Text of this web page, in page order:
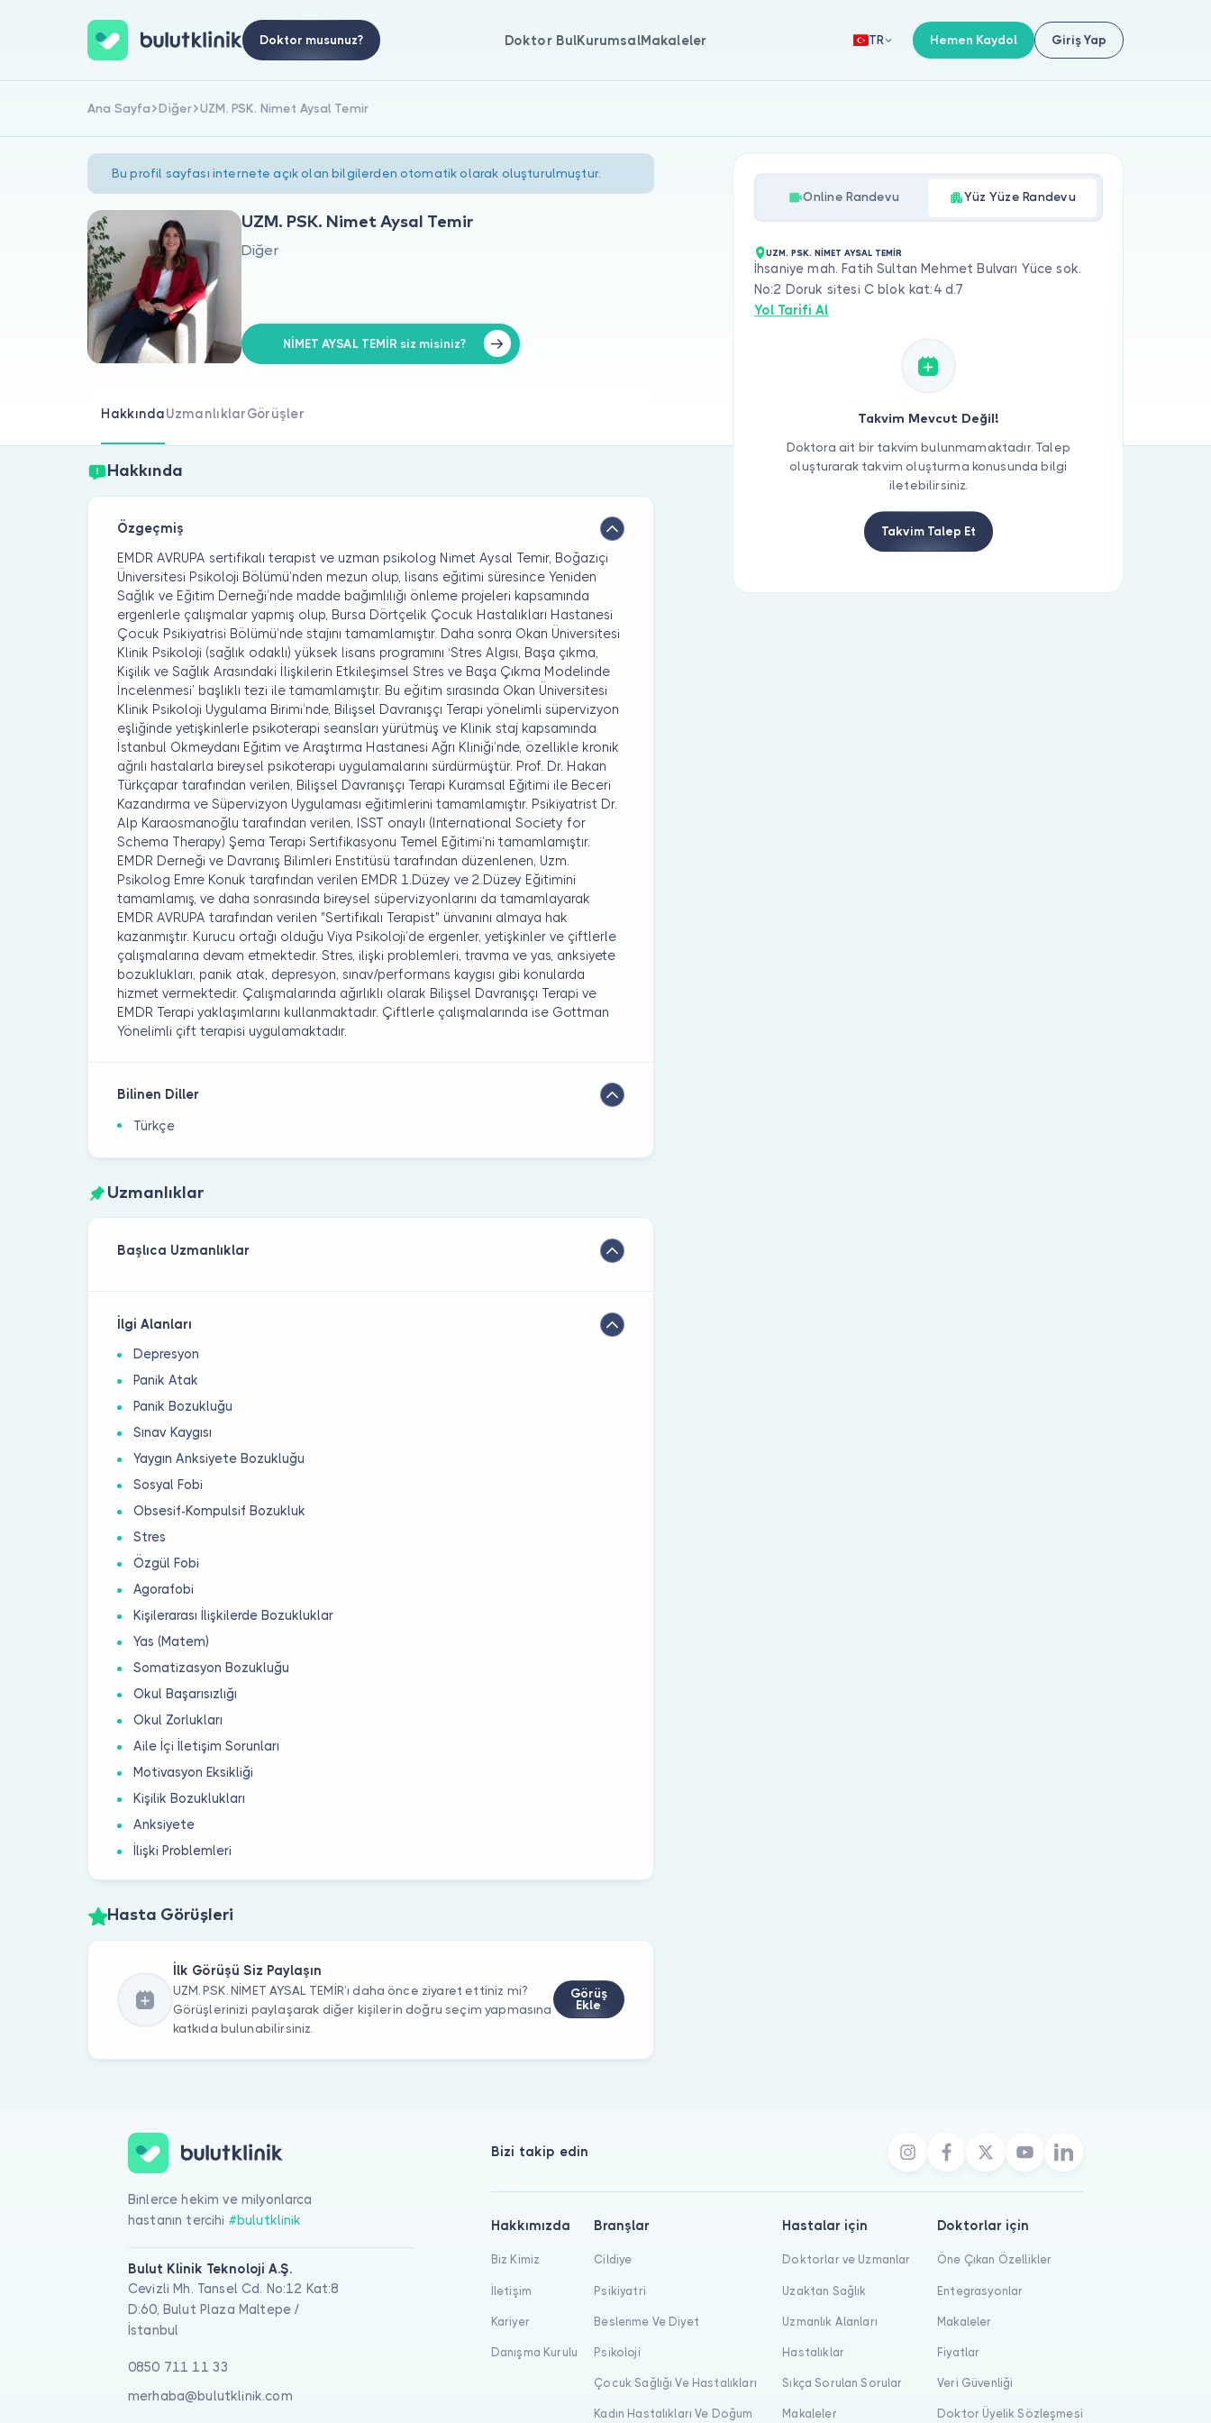
Doktor musunuz? Doktor BulKurumsalMakaleler TR Hemen Kaydol Giriş Yap
Ana Sayfa Diğer UZM. PSK. Nimet Aysal Temir
Bu profil sayfası internete açık olan bilgilerden otomatik olarak oluşturulmuştur.
UZM. PSK. Nimet Aysal Temir
Diğer
NİMET AYSAL TEMİR siz misiniz?
HakkındaUzmanlıklarGörüşler
Hakkında
Özgeçmiş
EMDR AVRUPA sertifikalı terapist ve uzman psikolog Nimet Aysal Temir, Boğaziçi
Üniversitesi Psikoloji Bölümü’nden mezun olup, lisans eğitimi süresince Yeniden
Sağlık ve Eğitim Derneği’nde madde bağımlılığı önleme projeleri kapsamında
ergenlerle çalışmalar yapmış olup, Bursa Dörtçelik Çocuk Hastalıkları Hastanesi
Çocuk Psikiyatrisi Bölümü’nde stajını tamamlamıştır. Daha sonra Okan Üniversitesi
Klinik Psikoloji (sağlık odaklı) yüksek lisans programını ‘Stres Algısı, Başa çıkma,
Kişilik ve Sağlık Arasındaki İlişkilerin Etkileşimsel Stres ve Başa Çıkma Modelinde
İncelenmesi’ başlıklı tezi ile tamamlamıştır. Bu eğitim sırasında Okan Üniversitesi
Klinik Psikoloji Uygulama Birimi’nde, Bilişsel Davranışçı Terapi yönelimli süpervizyon
eşliğinde yetişkinlerle psikoterapi seansları yürütmüş ve Klinik staj kapsamında
İstanbul Okmeydanı Eğitim ve Araştırma Hastanesi Ağrı Kliniği’nde, özellikle kronik
ağrılı hastalarla bireysel psikoterapi uygulamalarını sürdürmüştür. Prof. Dr. Hakan
Türkçapar tarafından verilen, Bilişsel Davranışçı Terapi Kuramsal Eğitimi ile Beceri
Kazandırma ve Süpervizyon Uygulaması eğitimlerini tamamlamıştır. Psikiyatrist Dr.
Alp Karaosmanoğlu tarafından verilen, ISST onaylı (International Society for
Schema Therapy) Şema Terapi Sertifikasyonu Temel Eğitimi’ni tamamlamıştır.
EMDR Derneği ve Davranış Bilimleri Enstitüsü tarafından düzenlenen, Uzm.
Psikolog Emre Konuk tarafından verilen EMDR 1.Düzey ve 2.Düzey Eğitimini
tamamlamış, ve daha sonrasında bireysel süpervizyonlarını da tamamlayarak
EMDR AVRUPA tarafından verilen "Sertifikalı Terapist" ünvanını almaya hak
kazanmıştır. Kurucu ortağı olduğu Viya Psikoloji’de ergenler, yetişkinler ve çiftlerle
çalışmalarına devam etmektedir. Stres, ilişki problemleri, travma ve yas, anksiyete
bozuklukları, panik atak, depresyon, sınav/performans kaygısı gibi konularda
hizmet vermektedir. Çalışmalarında ağırlıklı olarak Bilişsel Davranışçı Terapi ve
EMDR Terapi yaklaşımlarını kullanmaktadır. Çiftlerle çalışmalarında ise Gottman
Yönelimli çift terapisi uygulamaktadır.
Bilinen Diller
Türkçe
Uzmanlıklar
Başlıca Uzmanlıklar
İlgi Alanları
Depresyon
Panik Atak
Panik Bozukluğu
Sınav Kaygısı
Yaygın Anksiyete Bozukluğu
Sosyal Fobi
Obsesif-Kompulsif Bozukluk
Stres
Özgül Fobi
Agorafobi
Kişilerarası İlişkilerde Bozukluklar
Yas (Matem)
Somatizasyon Bozukluğu
Okul Başarısızlığı
Okul Zorlukları
Aile İçi İletişim Sorunları
Motivasyon Eksikliği
Kişilik Bozuklukları
Anksiyete
İlişki Problemleri
Hasta Görüşleri
İlk Görüşü Siz Paylaşın
UZM. PSK. NİMET AYSAL TEMİR’ı daha önce ziyaret ettiniz mi?
Görüşlerinizi paylaşarak diğer kişilerin doğru seçim yapmasına
katkıda bulunabilirsiniz.
Görüş
Ekle
Online Randevu Yüz Yüze Randevu
UZM. PSK. NİMET AYSAL TEMİR
İhsaniye mah. Fatih Sultan Mehmet Bulvarı Yüce sok.
No:2 Doruk sitesi C blok kat:4 d.7
Yol Tarifi Al
Takvim Mevcut Değil!
Doktora ait bir takvim bulunmamaktadır. Talep
oluşturarak takvim oluşturma konusunda bilgi
iletebilirsiniz.
Takvim Talep Et
Binlerce hekim ve milyonlarca
hastanın tercihi #bulutklinik
Bulut Klinik Teknoloji A.Ş.
Cevizli Mh. Tansel Cd. No:12 Kat:8
D:60, Bulut Plaza Maltepe /
İstanbul
0850 711 11 33
merhaba@bulutklinik.com
Bizi takip edin
Hakkımızda
Biz Kimiz
İletişim
Kariyer
Danışma Kurulu
Branşlar
Cildiye
Psikiyatri
Beslenme Ve Diyet
Psikoloji
Çocuk Sağlığı Ve Hastalıkları
Kadın Hastalıkları Ve Doğum
Hastalar için
Doktorlar ve Uzmanlar
Uzaktan Sağlık
Uzmanlık Alanları
Hastalıklar
Sıkça Sorulan Sorular
Makaleler
Doktorlar için
Öne Çıkan Özellikler
Entegrasyonlar
Makaleler
Fiyatlar
Veri Güvenliği
Doktor Üyelik Sözleşmesi